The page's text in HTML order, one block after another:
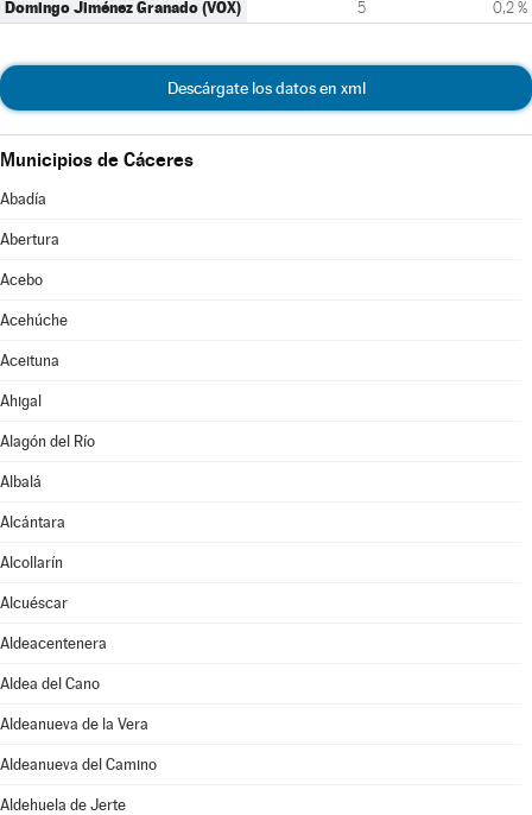
Domingo Jiménez Granado (VOX) 5 0,2 %
Descárgate los datos en xml
Municipios de Cáceres
Abadía
Abertura
Acebo
Acehúche
Aceituna
Ahigal
Alagón del Río
Albalá
Alcántara
Alcollarín
Alcuéscar
Aldeacentenera
Aldea del Cano
Aldeanueva de la Vera
Aldeanueva del Camino
Aldehuela de Jerte